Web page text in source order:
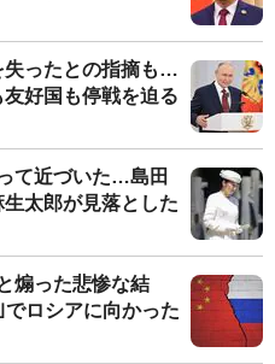
失ったとの指摘も…
好国も停戦を迫る
て近づいた…島田
太郎が見落とした
煽った悲惨な結
ロシアに向かった